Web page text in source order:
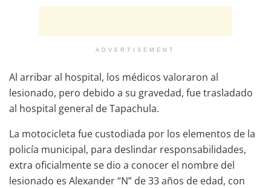
ADVERTISEMENT
Al arribar al hospital, los médicos valoraron al
lesionado, pero debido a su gravedad, fue trasladado
al hospital general de Tapachula.
La motocicleta fue custodiada por los elementos de la
policía municipal, para deslindar responsabilidades,
extra oficialmente se dio a conocer el nombre del
lesionado es Alexander “N” de 33 años de edad, con